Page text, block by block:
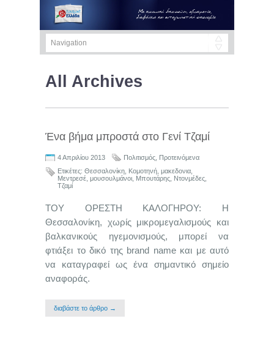
All Archives
Ένα βήμα μπροστά στο Γενί Τζαμί
4 Απριλίου 2013 Πολιτισμός
Προτεινόμενα
Ετικέτες: Θεσσαλονίκη Κομοτηνή μακεδονια
Μεντρεσέ μουσουλμάνοι Μπουτάρης Ντονμέδες
Τζαμί
ΤΟΥ ΟΡΕΣΤΗ ΚΑΛΟΓΗΡΟΥ: Η
Θεσσαλονίκη, χωρίς μικρομεγαλισμούς και
βαλκανικούς ηγεμονισμούς, μπορεί να
φτιάξει το δικό της brand name και με αυτό
να καταγραφεί ως ένα σημαντικό σημείο
αναφοράς.
διαβάστε το άρθρο →